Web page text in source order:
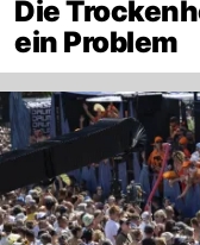
Die
ein Problem